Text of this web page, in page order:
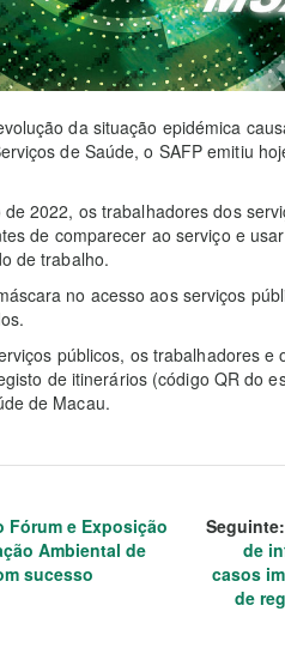
da situação epidémica
de Saúde, o SAFP emitiu
2022, os trabalhadores dos
de comparecer ao serviço e
de trabalho.
no acesso aos serviços
públicos, os trabalhadores e
de itinerários (código QR do
de Macau.
Fórum e Exposição
Ambiental de
sucesso
Seguinte:
de
casos
de